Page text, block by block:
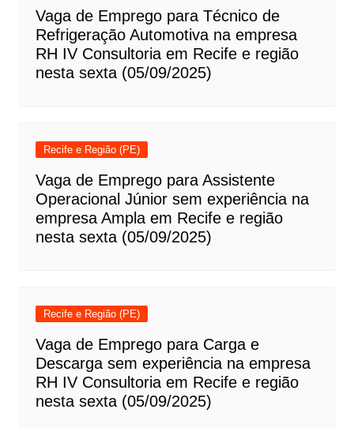
Vaga de Emprego para Técnico de
Refrigeração Automotiva na empresa
RH IV Consultoria em Recife e região
nesta sexta (05/09/2025)
Recife e Região (PE)
Vaga de Emprego para Assistente
Operacional Júnior sem experiência na
empresa Ampla em Recife e região
nesta sexta (05/09/2025)
Recife e Região (PE)
Vaga de Emprego para Carga e
Descarga sem experiência na empresa
RH IV Consultoria em Recife e região
nesta sexta (05/09/2025)